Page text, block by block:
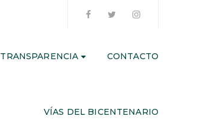
TRANSPARENCIA CONTACTO
VÍAS DEL BICENTENARIO